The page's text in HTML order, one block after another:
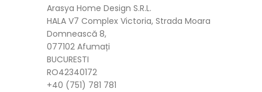
Arasya Home Design S.R.L.
HALA V7 Complex Victoria, Strada Moara
Domnească 8,
077102 Afumați
BUCURESTI
RO42340172
+40 (751) 781 781